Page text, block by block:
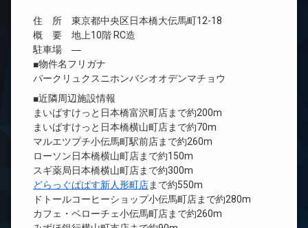
住 所 東京都中央区日本橋大伝馬町12-18
概 要 地上10階 RC造
駐車場 ―
■物件名フリガナ
パークリュクスニホンバシオオデンマチョウ
■近隣周辺施設情報
まいばすけっと日本橋富沢町店まで約200m
まいばすけっと日本橋横山町店まで約70m
マルエツプチ小伝馬町駅前店まで約260m
ローソン日本橋横山町店まで約150m
スギ薬局日本橋横山町店まで約300m
どらっぐぱぱす新人形町店まで約550m
ドトールコーヒーショップ小伝馬町店まで約280m
カフェ・ベローチェ小伝馬町店まで約260m